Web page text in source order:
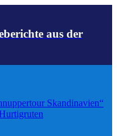
aus der
Skandinavien“